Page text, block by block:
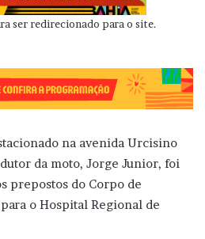
ser redirecionado para o site.
na avenida Urcisino
da moto, Jorge Junior, foi
prepostos do Corpo de
o Hospital Regional de